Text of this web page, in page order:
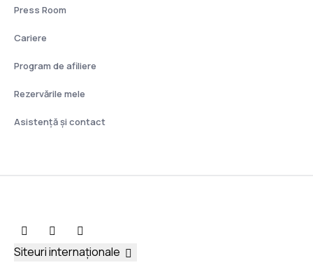
Press Room
Cariere
Program de afiliere
Rezervările mele
Asistenţă şi contact
Siteuri internaționale